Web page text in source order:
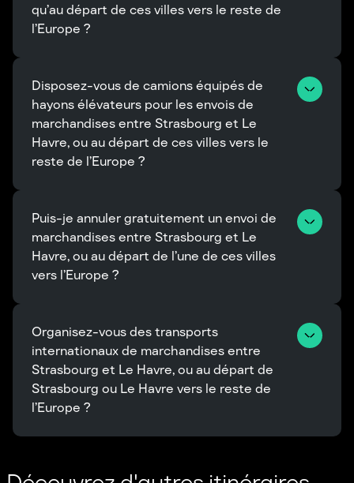
qu’au départ de ces villes vers le reste de
l’Europe ?
Disposez-vous de camions équipés de
hayons élévateurs pour les envois de
marchandises entre Strasbourg et Le
Havre, ou au départ de ces villes vers le
reste de l’Europe ?
Puis-je annuler gratuitement un envoi de
marchandises entre Strasbourg et Le
Havre, ou au départ de l’une de ces villes
vers l’Europe ?
Organisez-vous des transports
internationaux de marchandises entre
Strasbourg et Le Havre, ou au départ de
Strasbourg ou Le Havre vers le reste de
l’Europe ?